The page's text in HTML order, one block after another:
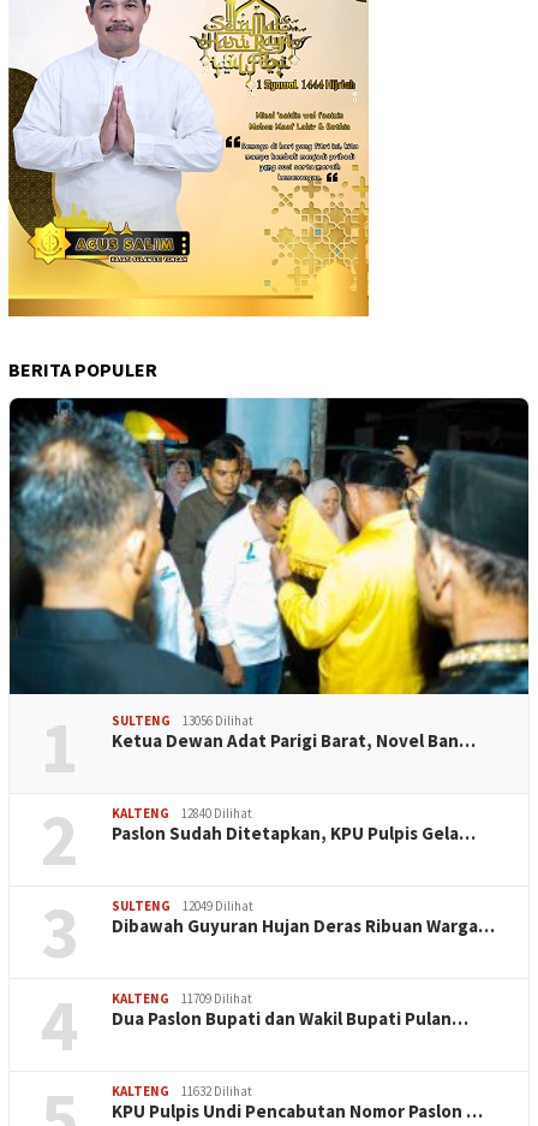
BERITA POPULER
1 SULTENG 13056 Dilihat
Ketua Dewan Adat Parigi Barat, Novel Ban…
2 KALTENG 12840 Dilihat
Paslon Sudah Ditetapkan, KPU Pulpis Gela…
3 SULTENG 12049 Dilihat
Dibawah Guyuran Hujan Deras Ribuan Warga…
4 KALTENG 11709 Dilihat
Dua Paslon Bupati dan Wakil Bupati Pulan…
KALTENG 11632 Dilihat
KPU Pulpis Undi Pencabutan Nomor Paslon …